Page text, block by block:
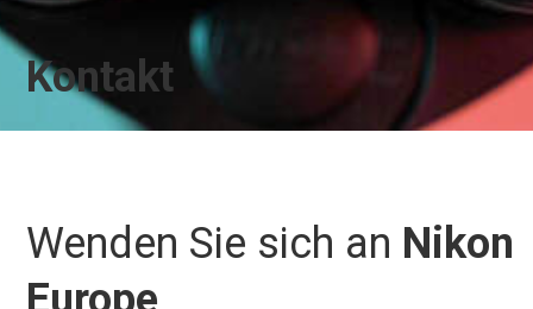
Kontakt
Wenden Sie sich an Nikon